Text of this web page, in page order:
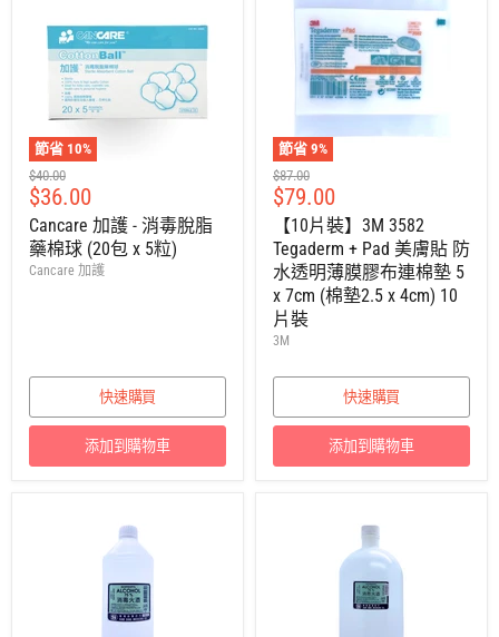
節省 10%
建
議
零
售
價
$40.00
售
價
$36.00
Cancare 加護 - 消毒脫脂
藥棉球 (20包 x 5粒)
Cancare 加護
快速購買
添加到購物車
節省 9%
建
議
零
售
價
$87.00
售
價
$79.00
【10片裝】3M 3582
Tegaderm + Pad 美膚貼 防
水透明薄膜膠布連棉墊 5
x 7cm (棉墊2.5 x 4cm) 10
片裝
3M
快速購買
添加到購物車